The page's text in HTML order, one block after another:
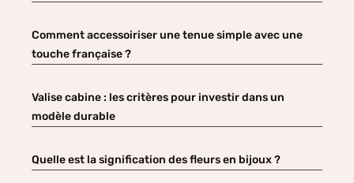
Comment accessoiriser une tenue simple avec une
touche française ?
Valise cabine : les critères pour investir dans un
modèle durable
Quelle est la signification des fleurs en bijoux ?